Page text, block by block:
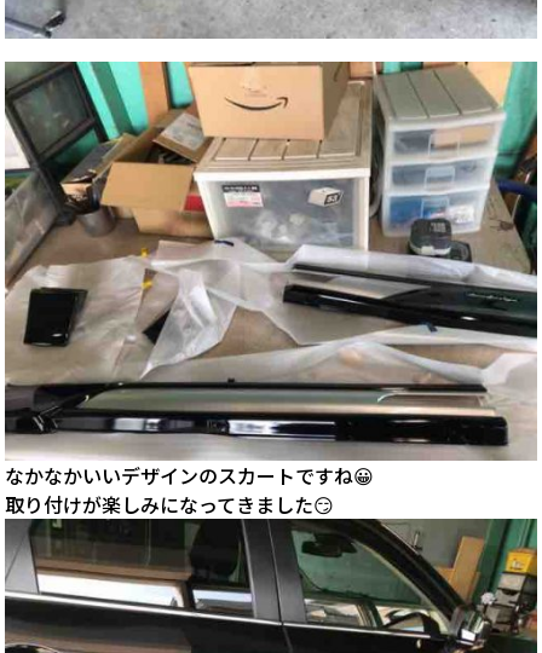
なかなかいいデザインのスカートですね😀
取り付けが楽しみになってきました😏